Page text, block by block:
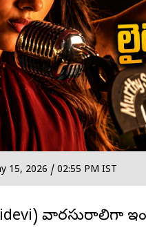
15, 2026 / 02:55 PM IST
వారసురాలిగా